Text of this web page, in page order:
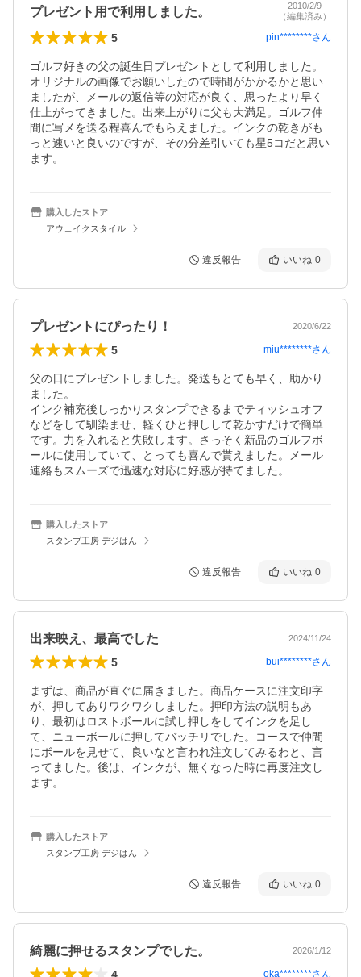
プレゼント用で利用しました。
2010/2/9
（編集済み）
5 pin********さん
ゴルフ好きの父の誕生日プレゼントとして利用しました。
オリジナルの画像でお願いしたので時間がかかるかと思い
ましたが、メールの返信等の対応が良く、思ったより早く
仕上がってきました。出来上がりに父も大満足。ゴルフ仲
間に写メを送る程喜んでもらえました。インクの乾きがも
っと速いと良いのですが、その分差引いても星5コだと思い
ます。
購入したストア
アウェイクスタイル
違反報告 いいね 0
プレゼントにぴったり！ 2020/6/22
5 miu********さん
父の日にプレゼントしました。発送もとても早く、助かり
ました。
インク補充後しっかりスタンプできるまでティッシュオフ
などをして馴染ませ、軽くひと押しして乾かすだけで簡単
です。力を入れると失敗します。さっそく新品のゴルフボ
ールに使用していて、とっても喜んで貰えました。メール
連絡もスムーズで迅速な対応に好感が持てました。
購入したストア
スタンプ工房 デジはん
違反報告 いいね 0
出来映え、最高でした 2024/11/24
5 bui********さん
まずは、商品が直ぐに届きました。商品ケースに注文印字
が、押してありワクワクしました。押印方法の説明もあ
り、最初はロストボールに試し押しをしてインクを足し
て、ニューボールに押してバッチリでした。コースで仲間
にボールを見せて、良いなと言われ注文してみるわと、言
ってました。後は、インクが、無くなった時に再度注文し
ます。
購入したストア
スタンプ工房 デジはん
違反報告 いいね 0
綺麗に押せるスタンプでした。 2026/1/12
4 oka********さん